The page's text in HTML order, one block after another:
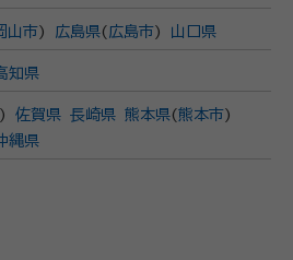
山市) 広島県( 広島市) 山口県
知県
) 佐賀県 長崎県 熊本県(熊本市)
縄県